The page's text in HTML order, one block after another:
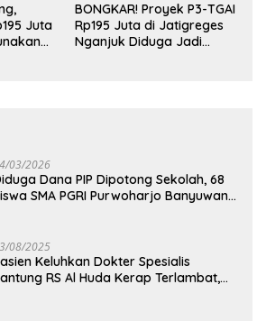
Juta
BONGKAR! Proyek P3-TGAI
Rp195 Juta di Jatigreges
Nganjuk Diduga Jadi
03/2026
Dana PIP Dipotong Sekolah, 68
SMA PGRI Purwoharjo Banyuwangi
08/2025
Keluhkan Dokter Spesialis
RS Al Huda Kerap Terlambat,